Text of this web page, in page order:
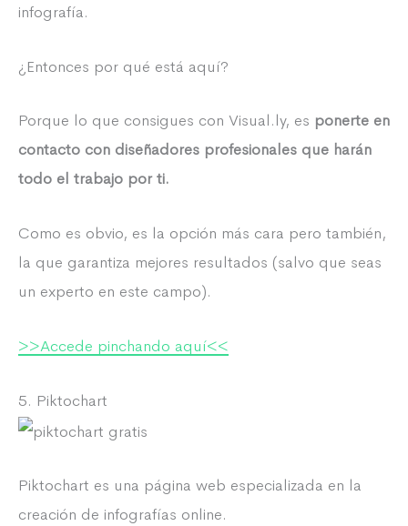
infografía.
¿Entonces por qué está aquí?
Porque lo que consigues con Visual.ly, es ponerte en
contacto con diseñadores profesionales que harán
todo el trabajo por ti.
Como es obvio, es la opción más cara pero también,
la que garantiza mejores resultados (salvo que seas
un experto en este campo).
>>Accede pinchando aquí<<
5. Piktochart
Piktochart es una página web especializada en la
creación de infografías online.